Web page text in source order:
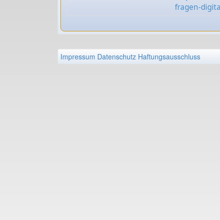
fragen-
Impressum Datenschutz Haftungsausschluss